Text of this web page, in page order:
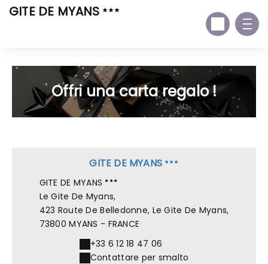
GITE DE MYANS
Offri una carta regalo !
GITE DE MYANS
GITE DE MYANS
Le Gite De Myans,
423 Route De Belledonne, Le Gite De Myans,
73800 MYANS - FRANCE
+33 6 12 18 47 06
Contattare per smalto